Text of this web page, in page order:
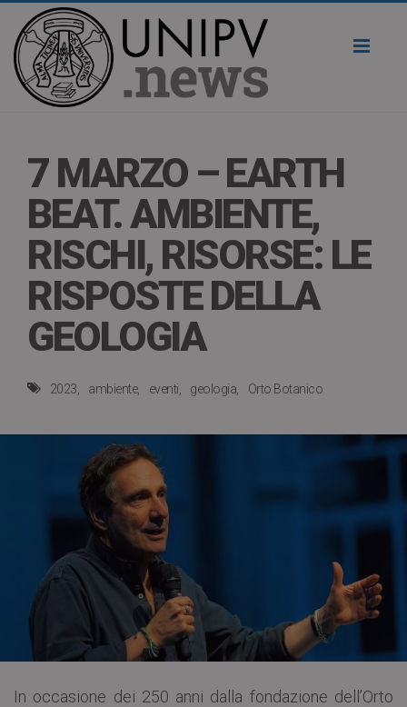
7 MARZO – EARTH
BEAT. AMBIENTE,
RISCHI, RISORSE: LE
RISPOSTE DELLA
GEOLOGIA
2023 ambiente eventi geologia Orto Botanico
In occasione dei 250 anni dalla fondazione dell’Orto